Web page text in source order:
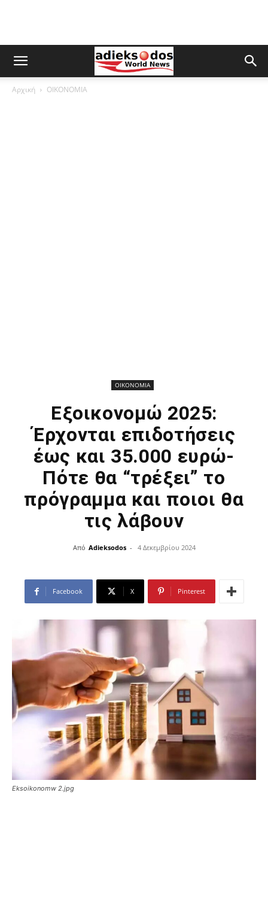
Αρχική ΟΙΚΟΝΟΜΙΑ
ΟΙΚΟΝΟΜΙΑ
Εξοικονομώ 2025:
Έρχονται επιδοτήσεις
έως και 35.000 ευρώ-
Πότε θα “τρέξει” το
πρόγραμμα και ποιοι θα
τις λάβουν
Από Adieksodos - 4 Δεκεμβρίου 2024
Facebook X Pinterest
Eksoikonomw 2.jpg